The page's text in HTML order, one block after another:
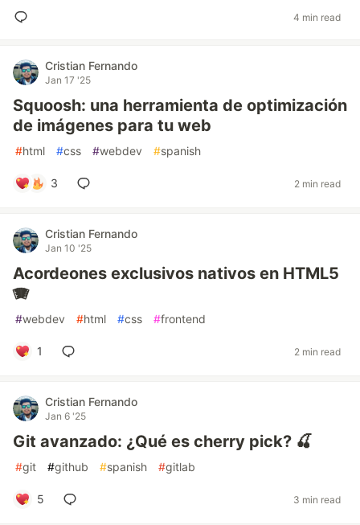
4 min read
Cristian Fernando
Jan 17 '25
Squoosh: una herramienta de optimización
de imágenes para tu web
#html #css #webdev #spanish
3 2 min read
Cristian Fernando
Jan 10 '25
Acordeones exclusivos nativos en HTML5
🪗
#webdev #html #css #frontend
1 2 min read
Cristian Fernando
Jan 6 '25
Git avanzado: ¿Qué es cherry pick? 🍒
#git #github #spanish #gitlab
5 3 min read